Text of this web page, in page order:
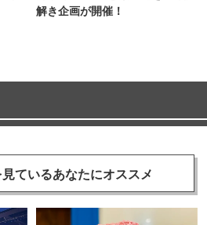
解き企画が開催！
ているあなたにオススメ